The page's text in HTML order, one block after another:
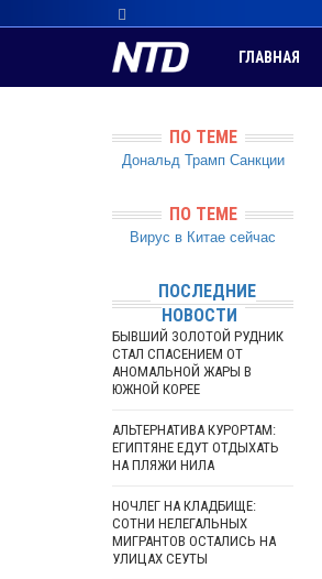
ГЛАВНАЯ
ПО ТЕМЕ
Дональд Трамп Санкции
ПО ТЕМЕ
Вирус в Китае сейчас
ПОСЛЕДНИЕ
НОВОСТИ
БЫВШИЙ ЗОЛОТОЙ РУДНИК
СТАЛ СПАСЕНИЕМ ОТ
АНОМАЛЬНОЙ ЖАРЫ В
ЮЖНОЙ КОРЕЕ
АЛЬТЕРНАТИВА КУРОРТАМ:
ЕГИПТЯНЕ ЕДУТ ОТДЫХАТЬ
НА ПЛЯЖИ НИЛА
НОЧЛЕГ НА КЛАДБИЩЕ:
СОТНИ НЕЛЕГАЛЬНЫХ
МИГРАНТОВ ОСТАЛИСЬ НА
УЛИЦАХ СЕУТЫ